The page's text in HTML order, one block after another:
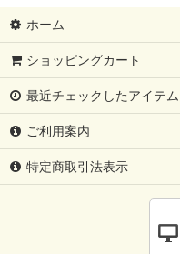
ホーム
ショッピングカート
最近チェックしたアイテム
ご利用案内
特定商取引法表示